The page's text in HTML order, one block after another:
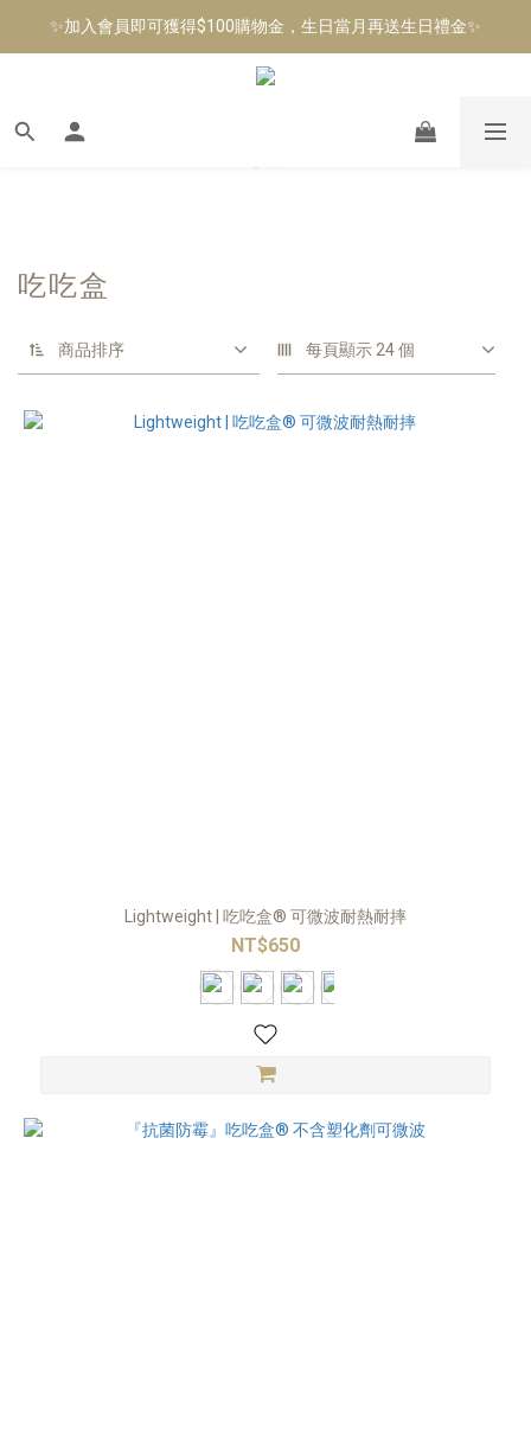
✨加入會員即可獲得$100購物金，生日當月再送生日禮金✨
✨加入會員即可獲得$100購物金，生日當月再送生日禮金✨
✨全館活動單筆消費滿$890享免運費✨
✨加入會員即可獲得$100購物金，生日當月再送生日禮金✨
吃吃盒
商品排序 每頁顯示 24 個
Lightweight | 吃吃盒® 可微波耐熱耐摔
NT$650